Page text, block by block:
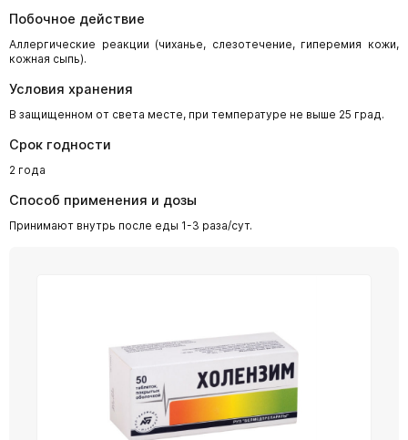
Побочное действие
Аллергические реакции (чиханье, слезотечение, гиперемия кожи,
кожная сыпь).
Условия хранения
В защищенном от света месте, при температуре не выше 25 град.
Срок годности
2 года
Способ применения и дозы
Принимают внутрь после еды 1-3 раза/сут.